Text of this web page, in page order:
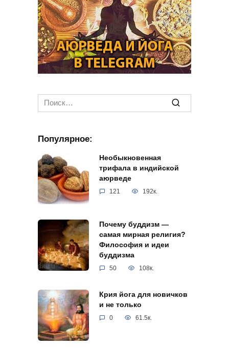
Search
for:
Популярное:
Необыкновенная
трифала в индийской
аюрведе
121 192к.
Почему буддизм —
самая мирная религия?
Философия и идеи
буддизма
50 108к.
Крия йога для новичков
и не только
0 61.5к.